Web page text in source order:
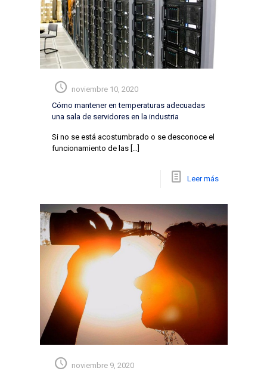
noviembre 10, 2020
Cómo mantener en temperaturas adecuadas
una sala de servidores en la industria
Si no se está acostumbrado o se desconoce el
funcionamiento de las[…]
Leer más
noviembre 9, 2020